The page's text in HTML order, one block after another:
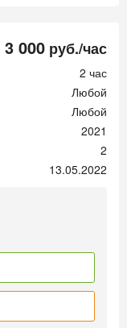
3 000 руб./час
2 час
Любой
Любой
2021
2
13.05.2022